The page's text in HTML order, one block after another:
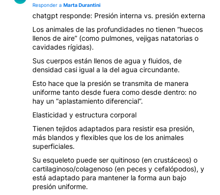
Responder a Marta Durantini
chatgpt responde: Presión interna vs. presión externa
Los animales de las profundidades no tienen “huecos
llenos de aire” (como pulmones, vejigas natatorias o
cavidades rígidas).
Sus cuerpos están llenos de agua y fluidos, de
densidad casi igual a la del agua circundante.
Esto hace que la presión se transmita de manera
uniforme tanto desde fuera como desde dentro: no
hay un “aplastamiento diferencial”.
Elasticidad y estructura corporal
Tienen tejidos adaptados para resistir esa presión,
más blandos y flexibles que los de los animales
superficiales.
Su esqueleto puede ser quitinoso (en crustáceos) o
cartilaginoso/colagenoso (en peces y cefalópodos), y
está adaptado para mantener la forma aun bajo
presión uniforme.